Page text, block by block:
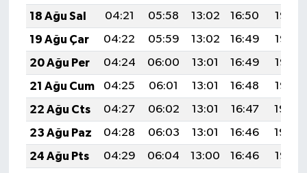
18 Ağu Sal
04:21 05:58 13:02 16:50
19:56
19 Ağu Çar
04:22 05:59 13:02 16:49
19:55
20 Ağu Per
04:24 06:00 13:01 16:49
19:53
21 Ağu Cum
04:25 06:01 13:01 16:48
19:52
22 Ağu Cts
04:27 06:02 13:01 16:47
19:50
23 Ağu Paz
04:28 06:03 13:01 16:46
19:49
24 Ağu Pts
04:29 06:04 13:00 16:46
19:47